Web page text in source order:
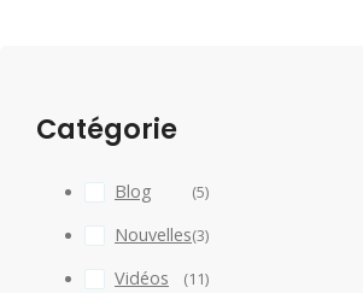
Catégorie
Blog (5)
Nouvelles(3)
Vidéos (11)